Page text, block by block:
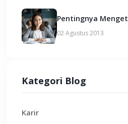
Pentingnya
02 Agustus 2013
Kategori Blog
Karir